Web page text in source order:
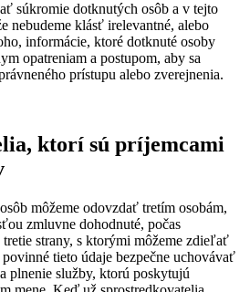
súkromie dotknutých osôb a v tejto
nebudeme klásť irelevantné, alebo
informácie, ktoré dotknuté osoby
opatreniam a postupom, aby sa
prístupu alebo zverejnenia.
ktorí sú príjemcami
môžeme odovzdať tretím osobám,
zmluvne dohodnuté, počas
strany, s ktorými môžeme zdieľať
tieto údaje bezpečne uchovávať
plnenie služby, ktorú poskytujú